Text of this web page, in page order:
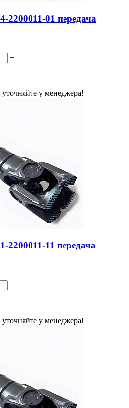
2200011-01 передача
+
уточняйте у менеджера!
11 передача
+
уточняйте у менеджера!